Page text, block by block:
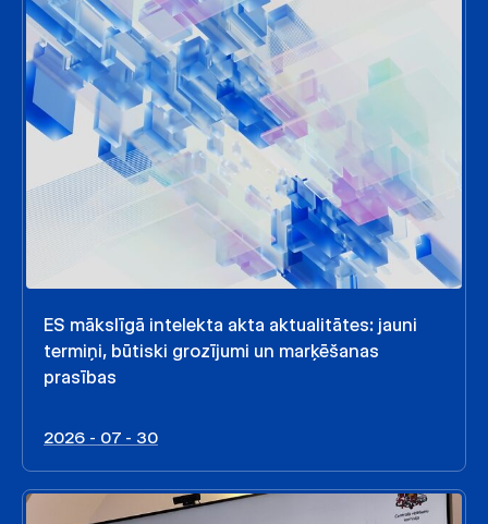
ES mākslīgā intelekta akta aktualitātes: jauni
termiņi, būtiski grozījumi un marķēšanas
prasības
2026 - 07 - 30